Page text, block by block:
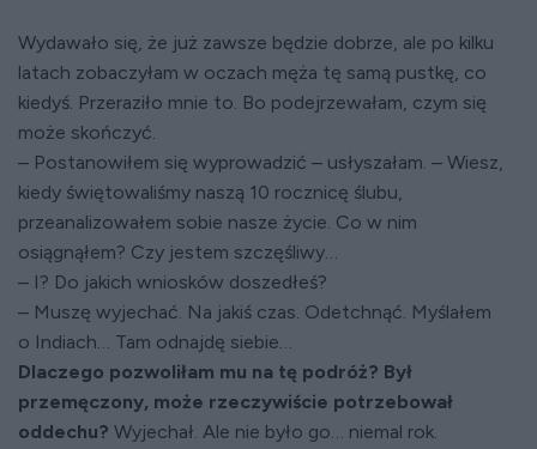
Wydawało się, że już zawsze będzie dobrze, ale po kilku
latach zobaczyłam w oczach męża tę samą pustkę, co
kiedyś. Przeraziło mnie to. Bo podejrzewałam, czym się
może skończyć.
– Postanowiłem się wyprowadzić – usłyszałam. – Wiesz,
kiedy świętowaliśmy naszą 10 rocznicę ślubu,
przeanalizowałem sobie nasze życie. Co w nim
osiągnąłem? Czy jestem szczęśliwy…
– I? Do jakich wniosków doszedłeś?
– Muszę wyjechać. Na jakiś czas. Odetchnąć. Myślałem
o Indiach… Tam odnajdę siebie…
Dlaczego pozwoliłam mu na tę podróż? Był
przemęczony, może rzeczywiście potrzebował
oddechu? Wyjechał. Ale nie było go… niemal rok.